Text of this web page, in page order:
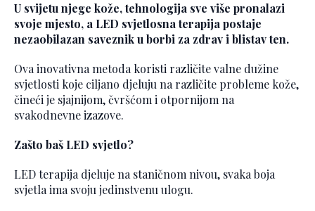
U svijetu njege kože, tehnologija sve više pronalazi
svoje mjesto, a LED svjetlosna terapija postaje
nezaobilazan saveznik u borbi za zdrav i blistav ten.
Ova inovativna metoda koristi različite valne dužine
svjetlosti koje ciljano djeluju na različite probleme kože,
čineći je sjajnijom, čvršćom i otpornijom na
svakodnevne izazove.
Zašto baš LED svjetlo?
LED terapija djeluje na staničnom nivou, svaka boja
svjetla ima svoju jedinstvenu ulogu.